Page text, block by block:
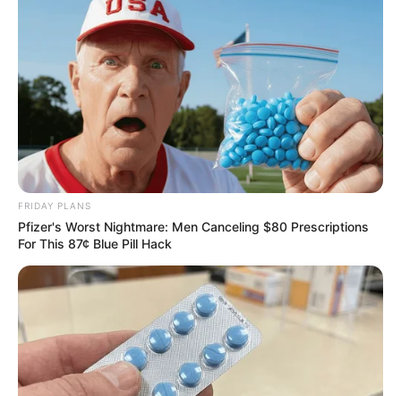
FRIDAY PLANS
Pfizer's Worst Nightmare: Men Canceling $80 Prescriptions
For This 87¢ Blue Pill Hack